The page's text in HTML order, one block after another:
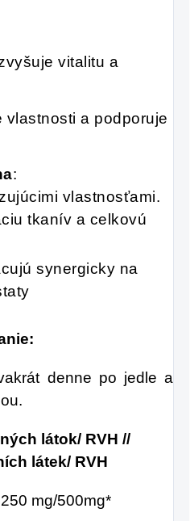
vitalitu a
vlastnosti a podporuje
:
vlastnosťami.
tkanív a celkovú
synergicky na
denne po jedle a
látok/ RVH //
látek/ RVH
mg/500mg*